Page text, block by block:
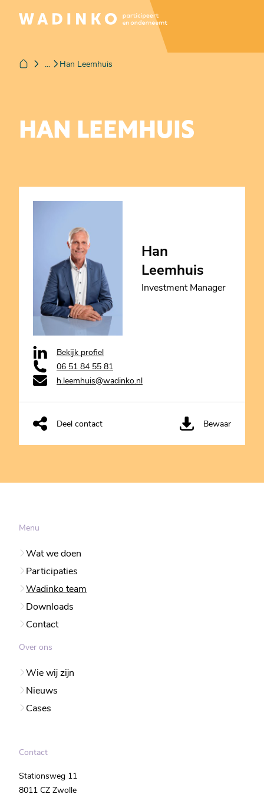
... Han Leemhuis
HAN LEEMHUIS
Han
Leemhuis
Investment Manager
Bekijk profiel
06 51 84 55 81‬
h.leemhuis@wadinko.nl
Deel contact Bewaar
Menu
Wat we doen
Participaties
Wadinko team
Downloads
Contact
Over ons
Wie wij zijn
Nieuws
Cases
Contact
Stationsweg 11
8011 CZ Zwolle